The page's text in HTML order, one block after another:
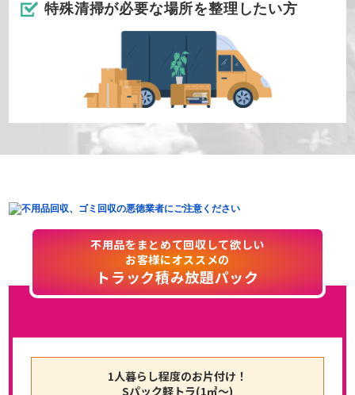
特殊清掃が必要な場所を整理したい方
不用品をまとめて回収して欲しい
お客様にオススメの
トラック積み放題パック
1人暮らし程度のお片付け！
Sパック軽トラ(1㎥〜)